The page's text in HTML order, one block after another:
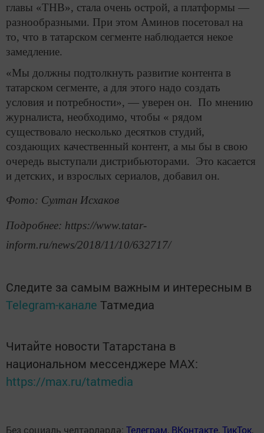
главы «ТНВ», стала очень острой, а платформы —
разнообразными. При этом Аминов посетовал на
то, что в татарском сегменте наблюдается некое
замедление.
«Мы должны подтолкнуть развитие контента в
татарском сегменте, а для этого надо создать
условия и потребности», — уверен он. По мнению
журналиста, необходимо, чтобы « рядом
существовало несколько десятков студий,
создающих качественный контент, а мы бы в свою
очередь выступали дистрибьюторами. Это касается
и детских, и взрослых сериалов, добавил он.
Фото: Султан Исхаков
Подробнее: https://www.tatar-
inform.ru/news/2018/11/10/632717/
Следите за самым важным и интересным в
Telegram-канале Татмедиа
Читайте новости Татарстана в
национальном мессенджере MАХ:
https://max.ru/tatmedia
Без социаль челтәрләрдә: Телеграм, ВКонтакте,ТикТок,